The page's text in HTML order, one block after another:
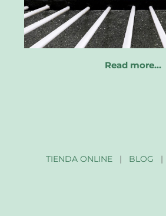
Read more…
TIENDA ONLINE| BLOG |